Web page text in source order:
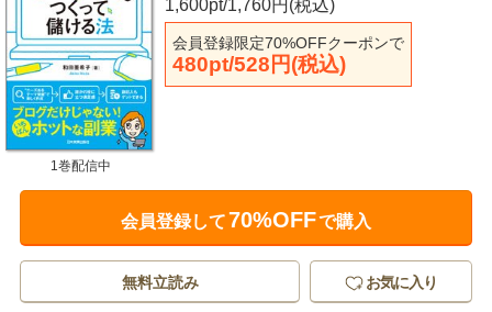
1,600pt/1,760円(税込)
会員登録限定70%OFFクーポンで
480pt/528円(税込)
1巻配信中
会員登録して70%OFFで購入
無料立読み お気に入り